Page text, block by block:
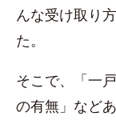
んな受け取り
た。
そこで、「一
の有無」など